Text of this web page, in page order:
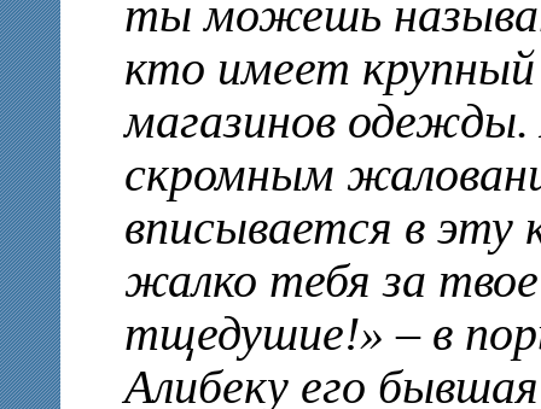
ты можешь
кто имеет крупный
магазинов
скромным
вписывается в
жалко тебя за
тщедушие!» – в
Алибеку его